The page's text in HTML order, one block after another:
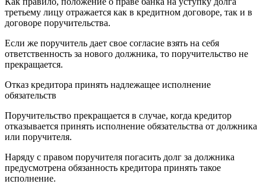
третьему лицу отражается как в кредитном договоре, так и в
договоре поручительства.
Если же поручитель дает свое согласие взять на себя
ответственность за нового должника, то поручительство не
прекращается.
Отказ кредитора принять надлежащее исполнение
обязательств
Поручительство прекращается в случае, когда кредитор
отказывается принять исполнение обязательства от должника
или поручителя.
Наряду с правом поручителя погасить долг за должника
предусмотрена обязанность кредитора принять такое
исполнение.